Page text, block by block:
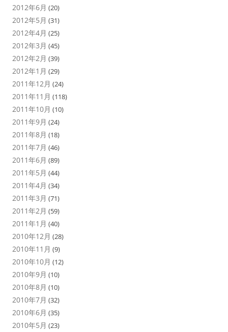
2012年6月 (20)
2012年5月 (31)
2012年4月 (25)
2012年3月 (45)
2012年2月 (39)
2012年1月 (29)
2011年12月 (24)
2011年11月 (118)
2011年10月 (10)
2011年9月 (24)
2011年8月 (18)
2011年7月 (46)
2011年6月 (89)
2011年5月 (44)
2011年4月 (34)
2011年3月 (71)
2011年2月 (59)
2011年1月 (40)
2010年12月 (28)
2010年11月 (9)
2010年10月 (12)
2010年9月 (10)
2010年8月 (10)
2010年7月 (32)
2010年6月 (35)
2010年5月 (23)